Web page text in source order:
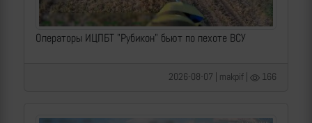
Операторы ИЦПБТ "Рубикон" бьют по пехоте ВСУ
2026-08-07 | makpif | 166